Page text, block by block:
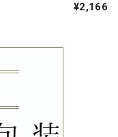
¥2,166